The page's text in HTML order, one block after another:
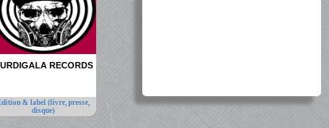
RECORDS
& label (livre, presse,
disque)